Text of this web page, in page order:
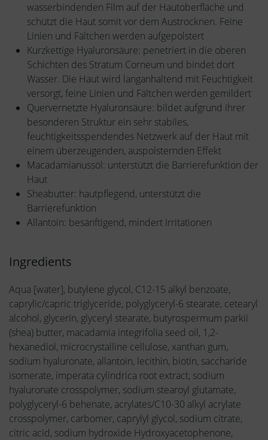
wasserbindenden Film auf der Hautoberfläche und
schützt die Haut somit vor dem Austrocknen. Feine
Linien und Fältchen werden aufgepolstert
Kurzkettige Hyaluronsäure: penetriert in die oberen
Schichten des Stratum Corneum und bindet dort
Wasser. Die Haut wird langanhaltend mit Feuchtigkeit
versorgt, feine Linien und Fältchen werden gemildert
Quervernetzte Hyaluronsäure: bildet aufgrund ihrer
besonderen Struktur ein sehr stabiles,
feuchtigkeitsspendendes Netzwerk auf der Haut mit
einem überzeugenden, auspolsternden Effekt
Macadamianussöl: unterstützt die Barrierefunktion der
Haut
Sheabutter: hautpflegend, unterstützt die
Barrierefunktion
Allantoin: besänftigend, mindert Irritationen
Ingredients
Aqua [water], butylene glycol, C12-15 alkyl benzoate,
caprylic/capric triglyceride, polyglyceryl-6 stearate, cetearyl
alcohol, glycerin, glyceryl stearate, butyrospermum parkii
(shea) butter, macadamia integrifolia seed oil, 1,2-
hexanediol, microcrystalline cellulose, xanthan gum,
sodium hyaluronate, allantoin, lecithin, biotin, saccharide
isomerate, imperata cylindrica root extract, sodium
hyaluronate crosspolymer, sodium stearoyl glutamate,
polyglyceryl-6 behenate, acrylates/C10-30 alkyl acrylate
crosspolymer, carbomer, caprylyl glycol, sodium citrate,
citric acid, sodium hydroxide Hydroxyacetophenone,